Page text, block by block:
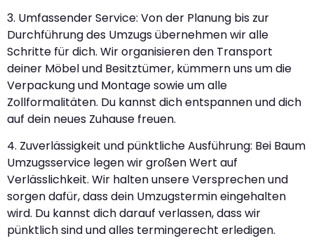
3. Umfassender Service: Von der Planung bis zur
Durchführung des Umzugs übernehmen wir alle
Schritte für dich. Wir organisieren den Transport
deiner Möbel und Besitztümer, kümmern uns um die
Verpackung und Montage sowie um alle
Zollformalitäten. Du kannst dich entspannen und dich
auf dein neues Zuhause freuen.
4. Zuverlässigkeit und pünktliche Ausführung: Bei Baum
Umzugsservice legen wir großen Wert auf
Verlässlichkeit. Wir halten unsere Versprechen und
sorgen dafür, dass dein Umzugstermin eingehalten
wird. Du kannst dich darauf verlassen, dass wir
pünktlich sind und alles termingerecht erledigen.